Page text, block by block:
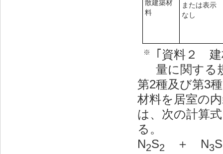
散建築材
料
または表示
なし
※
｢資料２ 建
量に関する
第2種及び第3
材料を居室の
は、次の計算
る。
N2S2 ＋ N3S